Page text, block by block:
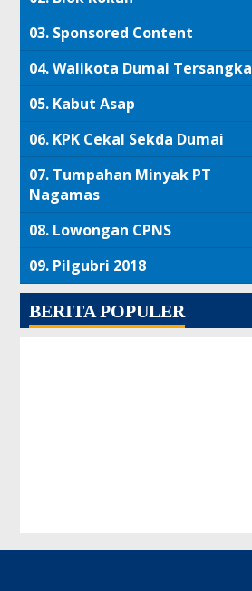
03. Sponsored Content
04.Walikota Dumai Tersangka
05. Kabut Asap
06. KPK Cekal Sekda Dumai
07. Tumpahan Minyak PT
Nagamas
08. Lowongan CPNS
09. Pilgubri 2018
BERITA POPULER